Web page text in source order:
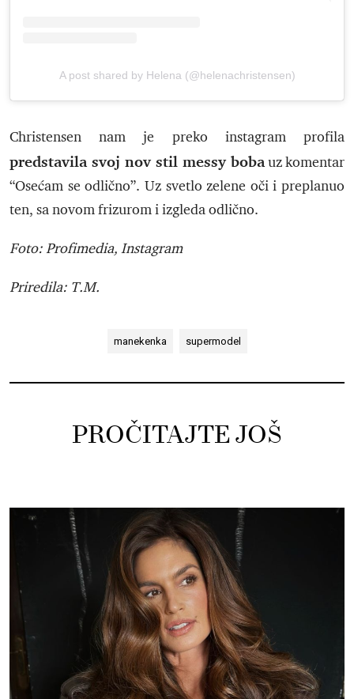
A post shared by Helena (@helenachristensen)
Christensen nam je preko instagram profila
predstavila svoj nov stil messy bobauz komentar
“Osećam se odlično”. Uz svetlo zelene oči i preplanuo
ten, sa novom frizurom i izgleda odlično.
Foto: Profimedia, Instagram
Priredila: T.M.
manekenka supermodel
PROČITAJTE JOŠ